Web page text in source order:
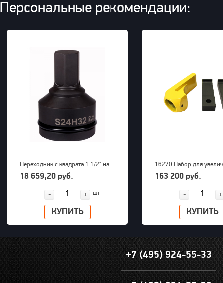
Персональные рекомендации:
Переходник с квадрата 1 1/2" на
внешний шестигранник 32 мм
18 659,20 руб.
- + шт
КУПИТЬ
16270 Набор для
радиуса снятия
163 200 руб.
- +
КУПИТЬ
+7 (495) 924-55-33